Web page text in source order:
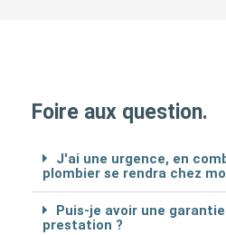
Foire aux question.
J'ai une urgence, en
plombier se rendra chez
Puis-je avoir une
prestation ?